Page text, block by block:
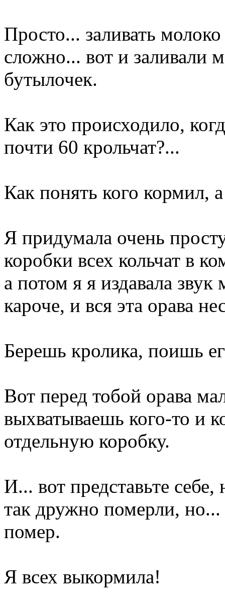
Просто... заливать
сложно... вот и заливали
бутылочек.
Как это происходило,
почти 60 крольчат?...
Как понять кого кормил,
Я придумала очень
коробки всех кольчат в
а потом я я издавала
кароче, и вся эта орава
Берешь кролика, поишь
Вот перед тобой орава
выхватываешь кого-то и
отдельную коробку.
И... вот представьте
так дружно померли,
помер.
Я всех выкормила!